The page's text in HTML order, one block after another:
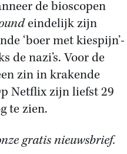
de bioscopen
eindelijk zijn
‘boer met kiespijn’-
de nazi’s. Voor de
zin in krakende
Netflix zijn liefst 29
te zien.
gratis nieuwsbrief.